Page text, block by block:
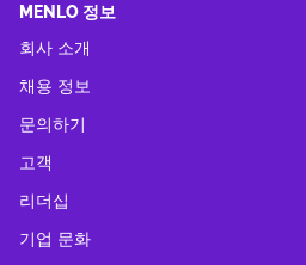
MENLO 정보
회사 소개
채용 정보
문의하기
고객
리더십
기업 문화